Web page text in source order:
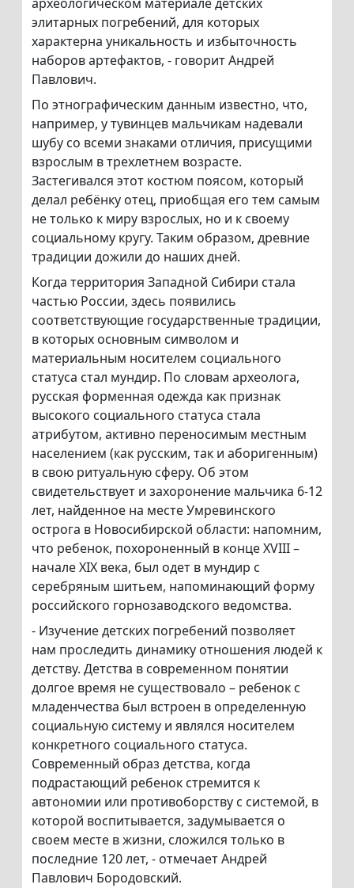
элитарных погребений, для которых
характерна уникальность и избыточность
наборов артефактов, - говорит Андрей
Павлович.
По этнографическим данным известно, что,
например, у тувинцев мальчикам надевали
шубу со всеми знаками отличия, присущими
взрослым в трехлетнем возрасте.
Застегивался этот костюм поясом, который
делал ребёнку отец, приобщая его тем самым
не только к миру взрослых, но и к своему
социальному кругу. Таким образом, древние
традиции дожили до наших дней.
Когда территория Западной Сибири стала
частью России, здесь появились
соответствующие государственные традиции,
в которых основным символом и
материальным носителем социального
статуса стал мундир. По словам археолога,
русская форменная одежда как признак
высокого социального статуса стала
атрибутом, активно переносимым местным
населением (как русским, так и аборигенным)
в свою ритуальную сферу. Об этом
свидетельствует и захоронение мальчика 6-12
лет, найденное на месте Умревинского
острога в Новосибирской области: напомним,
что ребенок, похороненный в конце XVIII –
начале XIX века, был одет в мундир с
серебряным шитьем, напоминающий форму
российского горнозаводского ведомства.
- Изучение детских погребений позволяет
нам проследить динамику отношения людей к
детству. Детства в современном понятии
долгое время не существовало – ребенок с
младенчества был встроен в определенную
социальную систему и являлся носителем
конкретного социального статуса.
Современный образ детства, когда
подрастающий ребенок стремится к
автономии или противоборству с системой, в
которой воспитывается, задумывается о
своем месте в жизни, сложился только в
последние 120 лет, - отмечает Андрей
Павлович Бородовский.